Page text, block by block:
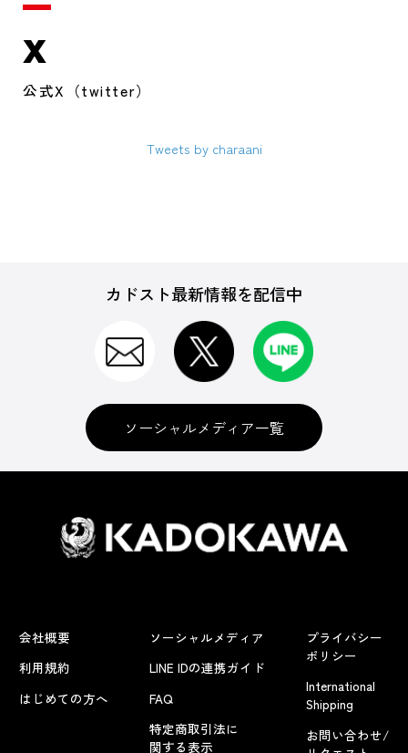
X
公式X（twitter）
Tweets by charaani
カドスト最新情報を配信中
ソーシャルメディア一覧
会社概要
利用規約
はじめての方へ
ソーシャルメディア
LINE IDの連携ガイド
FAQ
特定商取引法に
関する表示
プライバシー
ポリシー
International
Shipping
お問い合わせ/